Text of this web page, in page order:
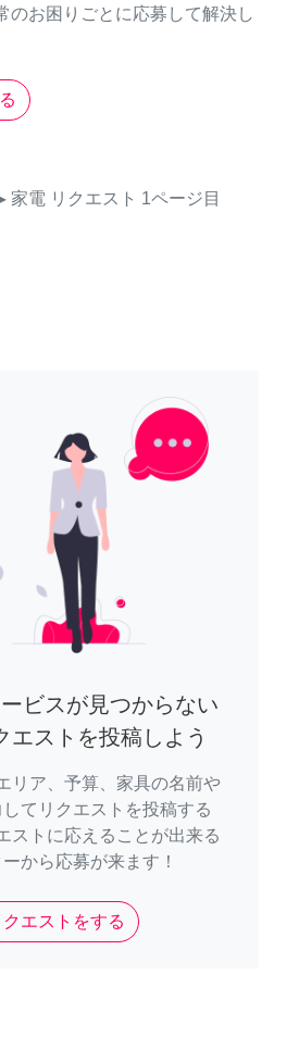
のお困りごとに応募して解決し
家電 リクエスト 1ページ目
ビスが見つからない
エストを投稿しよう
リア、予算、家具の名前や
てリクエストを投稿する
ストに応えることが出来る
から応募が来ます！
クエストをする